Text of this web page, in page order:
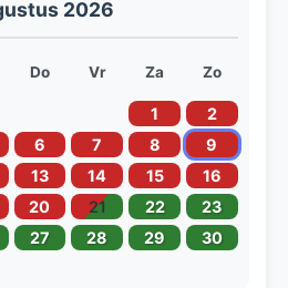
2026
Do Vr Za Zo
1
2
6 7 8
9
13 14 15
16
20 21 22
23
27 28 29
30